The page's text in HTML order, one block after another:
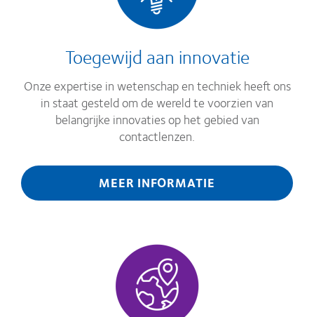
Toegewijd aan innovatie
Onze expertise in wetenschap en techniek heeft ons
in staat gesteld om de wereld te voorzien van
belangrijke innovaties op het gebied van
contactlenzen.
MEER INFORMATIE